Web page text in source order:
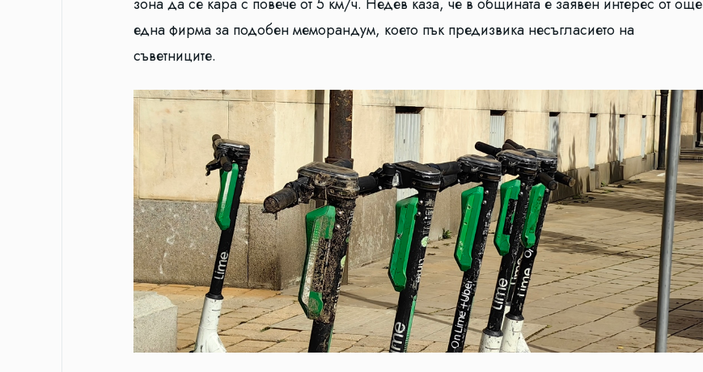
една фирма за подобен меморандум, което пък предизвика несъгласието на
съветниците.